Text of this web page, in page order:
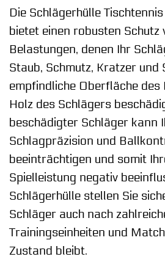
Die Schlägerhülle
bietet einen robusten Schutz
Belastungen, denen Ihr
Staub, Schmutz, Kratzer und
empfindliche Oberfläche des
Holz des Schlägers
beschädigter Schläger kann
Schlagpräzision und
beeinträchtigen und somit
Spielleistung negativ
Schlägerhülle stellen Sie
Schläger auch nach
Trainingseinheiten und
Zustand bleibt.